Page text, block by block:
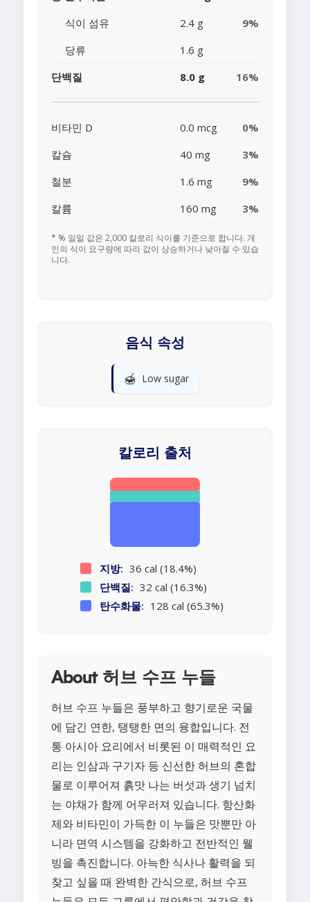
식이 섬유
2.4 g
9%
당류
1.6 g
단백질
8.0 g 16%
비타민 D 0.0 mcg
0%
칼슘
40 mg
3%
철분
1.6 mg
9%
칼륨
160 mg 3%
* % 일일 값은 2,000 칼로리 식이를 기준으로 합니다. 개
인의 식이 요구량에 따라 값이 상승하거나 낮아질 수 있습
니다.
음식 속성
🍯 Low sugar
칼로리 출처
지방: 36 cal (18.4%)
단백질: 32 cal (16.3%)
탄수화물: 128 cal (65.3%)
About 허브 수프 누들
허브 수프 누들은 풍부하고 향기로운 국물
에 담긴 연한, 탱탱한 면의 융합입니다. 전
통 아시아 요리에서 비롯된 이 매력적인 요
리는 인삼과 구기자 등 신선한 허브의 혼합
물로 이루어져 흙맛 나는 버섯과 생기 넘치
는 야채가 함께 어우러져 있습니다. 항산화
제와 비타민이 가득한 이 누들은 맛뿐만 아
니라 면역 시스템을 강화하고 전반적인 웰
빙을 촉진합니다. 아늑한 식사나 활력을 되
찾고 싶을 때 완벽한 간식으로, 허브 수프